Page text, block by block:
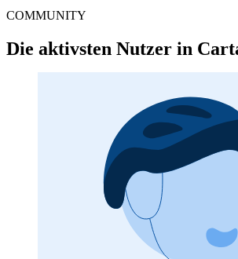
COMMUNITY
Die aktivsten Nutzer in